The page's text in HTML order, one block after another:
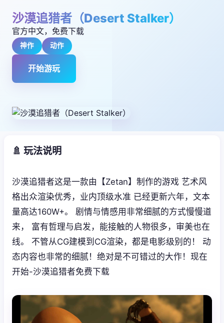
沙漠追猎者（Desert Stalker）
官方中文，免费下载
神作 动作
开始游玩
🚿 玩法说明
沙漠追猎者这是一款由【Zetan】制作的游戏 艺术风
格出众渲染优秀，业内顶级水准 已经更新六年，文本
量高达160W+。 剧情与情感用非常细腻的方式慢慢道
来， 富有哲理与启发，能接触的人物很多，审美也在
线。 不管从CG建模到CG渲染，都是电影级别的！ 动
态内容也非常的细腻！绝对是不可错过的大作！现在
开始-沙漠追猎者免费下载